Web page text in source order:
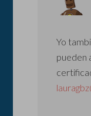
Yo
pueden